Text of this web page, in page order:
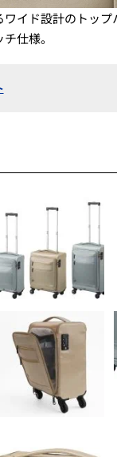
イド設計のトッ
仕様。